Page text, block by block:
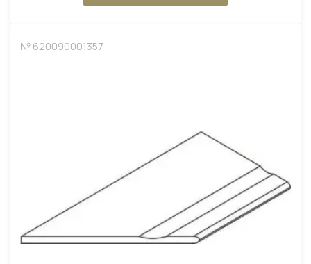
№ 620090001357